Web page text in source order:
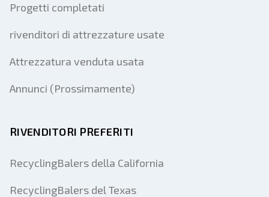
Progetti completati
rivenditori di attrezzature usate
Attrezzatura venduta usata
Annunci (Prossimamente)
RIVENDITORI PREFERITI
RecyclingBalers della California
RecyclingBalers del Texas